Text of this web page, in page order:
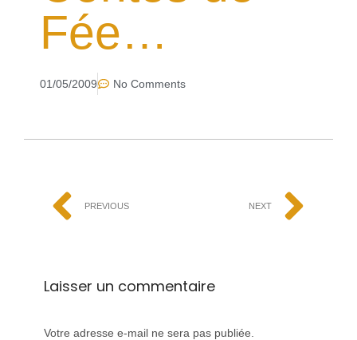
Fée…
01/05/2009 No Comments
PREVIOUS NEXT
Laisser un commentaire
Votre adresse e-mail ne sera pas publiée.